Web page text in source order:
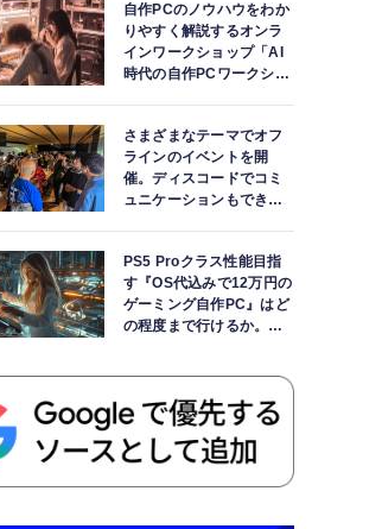
自作PCのノウハウをわか
りやすく解説するオンラ
インワークショップ「AI
時代の自作PCワークショ
さまざまなテーマでオフ
ラインのイベントを開
催。ディスコードでコミ
ュニケーションもできま
PS5 Proクラス性能目指
す『OS代込みで12万円の
ゲーミング自作PC』はど
の程度まで行けるか。